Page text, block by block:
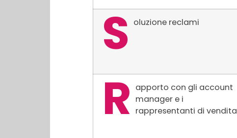
S oluzione reclami
R apporto con gli account
manager e i
rappresentanti di vendita